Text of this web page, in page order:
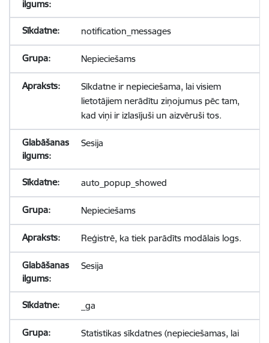
notification_messages
Nepieciešams
Sīkdatne ir nepieciešama, lai visiem
lietotājiem nerādītu ziņojumus pēc tam,
kad viņi ir izlasījuši un aizvēruši tos.
Sesija
auto_popup_showed
Nepieciešams
Reģistrē, ka tiek parādīts modālais logs.
Sesija
_ga
Statistikas sīkdatnes (nepieciešamas, lai